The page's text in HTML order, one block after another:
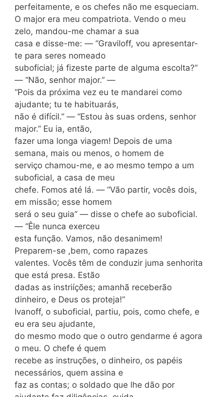
perfeitamente, e os chefes não me esqueciam.
O major era meu compatriota. Vendo o meu
zelo, mandou-me chamar a sua
casa e disse-me: — “Graviloff, vou apresentar-
te para seres nomeado
suboficial; já fizeste parte de alguma escolta?”
— “Não, senhor major.” —
“Pois da próxima vez eu te mandarei como
ajudante; tu te habituarás,
não é difícil.” — “Estou às suas ordens, senhor
major.” Eu ia, então,
fazer uma longa viagem! Depois de uma
semana, mais ou menos, o homem de
serviço chamou-me, e ao mesmo tempo a um
suboficial, a casa de meu
chefe. Fomos até lá. — “Vão partir, vocês dois,
em missão; esse homem
será o seu guia” — disse o chefe ao suboficial.
— “Êle nunca exerceu
esta função. Vamos, não desanimem!
Preparem-se ,bem, como rapazes
valentes. Vocês têm de conduzir juma senhorita
que está presa. Estão
dadas as instriíções; amanhã receberão
dinheiro, e Deus os proteja!”
Ivanoff, o suboficial, partiu, pois, como chefe, e
eu era seu ajudante,
do mesmo modo que o outro gendarme é agora
o meu. O chefe é quem
recebe as instruções, o dinheiro, os papéis
necessários, quem assina e
faz as contas; o soldado que lhe dão por